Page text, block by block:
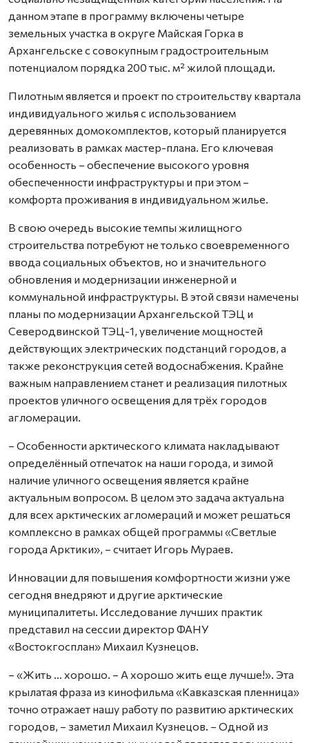
данном этапе в программу включены четыре
земельных участка в округе Майская Горка в
Архангельске с совокупным градостроительным
потенциалом порядка 200 тыс. м² жилой площади.
Пилотным является и проект по строительству квартала
индивидуального жилья с использованием
деревянных домокомплектов, который планируется
реализовать в рамках мастер-плана. Его ключевая
особенность – обеспечение высокого уровня
обеспеченности инфраструктуры и при этом –
комфорта проживания в индивидуальном жилье.
В свою очередь высокие темпы жилищного
строительства потребуют не только своевременного
ввода социальных объектов, но и значительного
обновления и модернизации инженерной и
коммунальной инфраструктуры. В этой связи намечены
планы по модернизации Архангельской ТЭЦ и
Северодвинской ТЭЦ-1, увеличение мощностей
действующих электрических подстанций городов, а
также реконструкция сетей водоснабжения. Крайне
важным направлением станет и реализация пилотных
проектов уличного освещения для трёх городов
агломерации.
– Особенности арктического климата накладывают
определённый отпечаток на наши города, и зимой
наличие уличного освещения является крайне
актуальным вопросом. В целом это задача актуальна
для всех арктических агломераций и может решаться
комплексно в рамках общей программы «Светлые
города Арктики», – считает Игорь Мураев.
Инновации для повышения комфортности жизни уже
сегодня внедряют и другие арктические
муниципалитеты. Исследование лучших практик
представил на сессии директор ФАНУ
«Востокгосплан» Михаил Кузнецов.
– «Жить … хорошо. – А хорошо жить еще лучше!». Эта
крылатая фраза из кинофильма «Кавказская пленница»
точно отражает нашу работу по развитию арктических
городов, – заметил Михаил Кузнецов. – Одной из